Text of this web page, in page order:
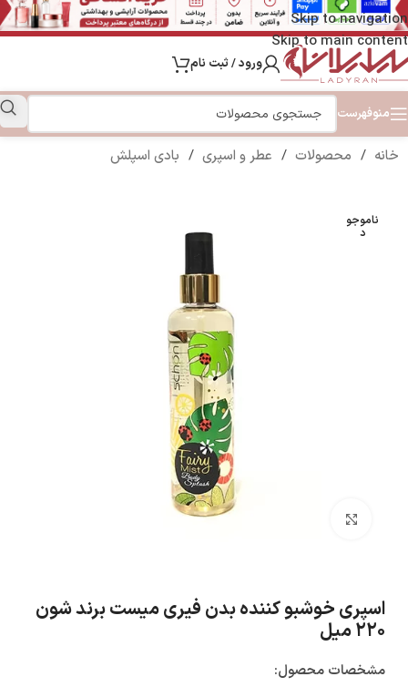
Skip to navigation
Skip to main content
ورود / ثبت نام
منوفهرست
خانه / محصولات / عطر و اسپری / بادی اسپلش
ناموجو
د
اسپری خوشبو کننده بدن فیری میست برند شون
۲۲۰ میل
مشخصات محصول: